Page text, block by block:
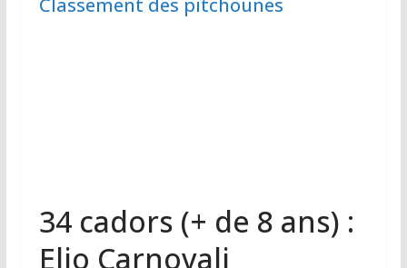
Classement des pitchounes
34 cadors (+ de 8 ans) :
Elio Carnovali